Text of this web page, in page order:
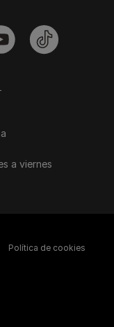
a viernes
youtubetiktok
Política de cookies